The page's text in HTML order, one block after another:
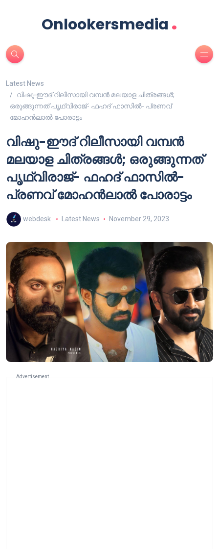
Onlookersmedia .
Latest News
വിഷു-ഈദ് റിലീസായി വമ്പൻ മലയാള ചിത്രങ്ങൾ;
ഒരുങ്ങുന്നത് പൃഥ്വിരാജ്- ഫഹദ് ഫാസിൽ- പ്രണവ്
മോഹൻലാൽ പോരാട്ടം
വിഷു-ഈദ് റിലീസായി വമ്പൻ
മലയാള ചിത്രങ്ങൾ; ഒരുങ്ങുന്നത്
പൃഥ്വിരാജ്- ഫഹദ് ഫാസിൽ-
പ്രണവ് മോഹൻലാൽ പോരാട്ടം
webdesk Latest News November 29, 2023
Advertisement